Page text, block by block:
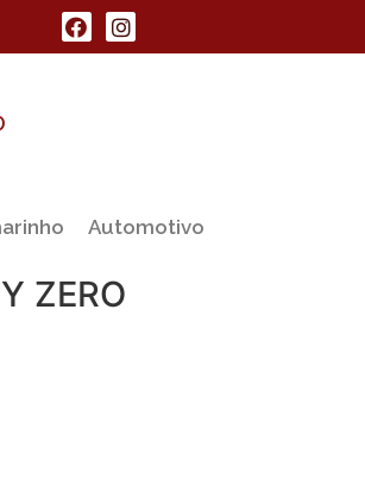
Automotivo
ZERO